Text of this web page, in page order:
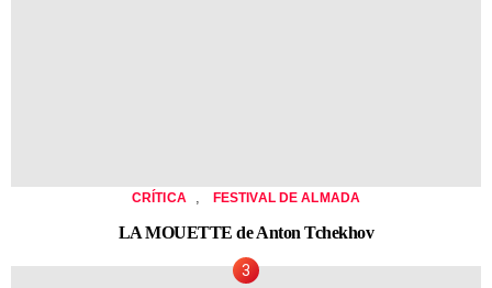
CRÍTICA FESTIVAL DE ALMADA
LA MOUETTE de Anton Tchekhov